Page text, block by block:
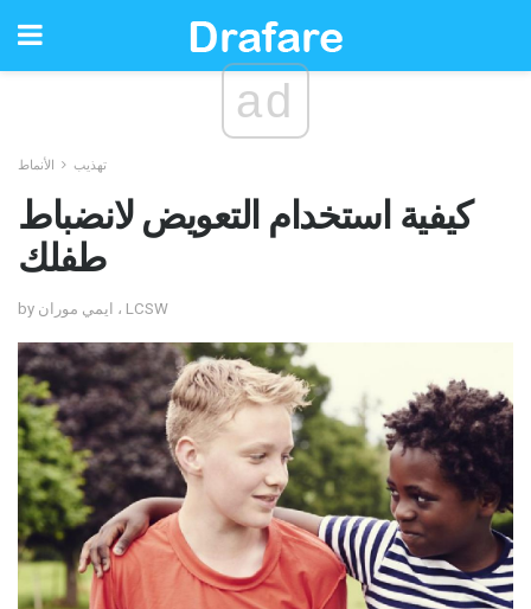
ad
تهذيب الأنماط
كيفية استخدام التعويض لانضباط
طفلك
by ايمي موران ، LCSW